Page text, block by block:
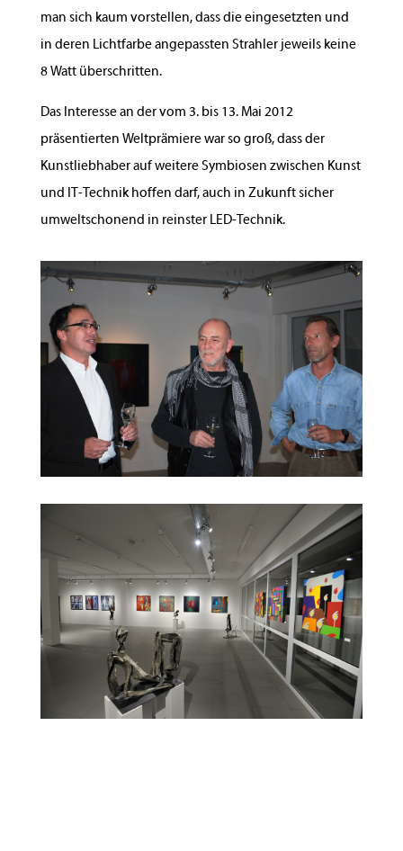
man sich kaum vorstellen, dass die eingesetzten und
in deren Lichtfarbe angepassten Strahler jeweils keine
8 Watt überschritten.
Das Interesse an der vom 3. bis 13. Mai 2012
präsentierten Weltprämiere war so groß, dass der
Kunstliebhaber auf weitere Symbiosen zwischen Kunst
und IT-Technik hoffen darf, auch in Zukunft sicher
umweltschonend in reinster LED-Technik.